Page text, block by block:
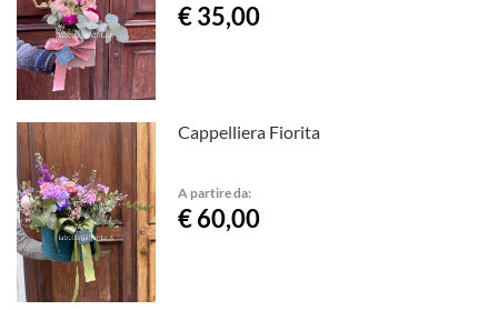
€ 35,00
Cappelliera Fiorita
A partire da:
€ 60,00